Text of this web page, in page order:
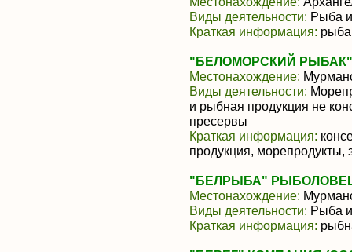
Виды деятельности: Рыба
Краткая информация:
"БЕЛОМОРСКИЙ
Местонахождение:
Виды деятельности:
и рыбная продукция не
пресервы
Краткая информация:
продукция, морепродукты,
"БЕЛРЫБА"
Местонахождение:
Виды деятельности: Рыба
Краткая информация: